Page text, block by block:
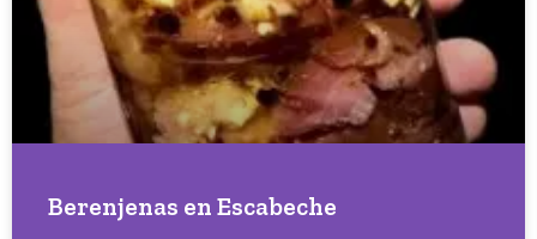
Berenjenas en Escabeche